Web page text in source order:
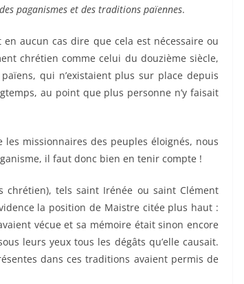
paganismes et des traditions païennes.
aucun cas dire que cela est nécessaire ou
chrétien comme celui du douzième siècle,
qui n’existaient plus sur place depuis
au point que plus personne n’y faisait
missionnaires des peuples éloignés, nous
il faut donc bien en tenir compte !
chrétien), tels saint Irénée ou saint Clément
la position de Maistre citée plus haut :
vécue et sa mémoire était sinon encore
leurs yeux tous les dégâts qu’elle causait.
dans ces traditions avaient permis de